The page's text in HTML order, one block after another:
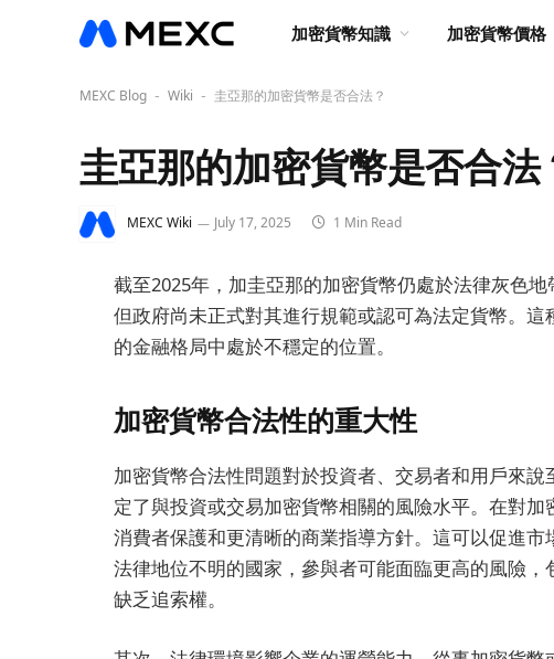
加密貨幣知識 加密貨幣價格
MEXC Blog - Wiki - 圭亞那的加密貨幣是否合法？
圭亞那的加密貨幣是否合法
MEXC Wiki July 17, 2025 1 Min Read
截至2025年，加圭亞那的加密貨幣仍處於法律灰色
但政府尚未正式對其進行規範或認可為法定貨幣。
的金融格局中處於不穩定的位置。
加密貨幣合法性的重大性
加密貨幣合法性問題對於投資者、交易者和用戶來
定了與投資或交易加密貨幣相關的風險水平。在對
消費者保護和更清晰的商業指導方針。這可以促進
法律地位不明的國家，參與者可能面臨更高的風險
缺乏追索權。